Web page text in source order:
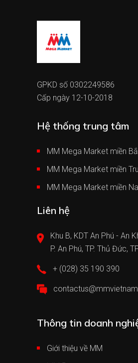
GPKD số 0302249586
Cấp ngày 12-10-2018
Hệ thống trung tâm
MM Mega Market miền
MM Mega Market miền
MM Mega Market miền
Liên hệ
Khu B, KDT An Phú - An
P. An Phú, TP. Thủ Đức,
+ (028) 35 190 390
Thông tin doanh
Giới thiệu về MM